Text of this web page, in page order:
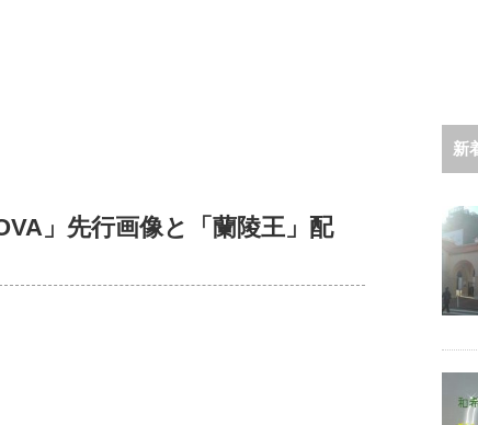
」先行画像と「蘭陵王」配
新